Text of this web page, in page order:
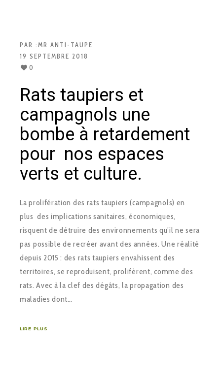
PAR :MR ANTI-TAUPE
19 SEPTEMBRE 2018
0
Rats taupiers et
campagnols une
bombe à retardement
pour nos espaces
verts et culture.
La prolifération des rats taupiers (campagnols) en
plus des implications sanitaires, économiques,
risquent de détruire des environnements qu’il ne sera
pas possible de recréer avant des années. Une réalité
depuis 2015 : des rats taupiers envahissent des
territoires, se reproduisent, prolifèrent, comme des
rats. Avec à la clef des dégâts, la propagation des
maladies dont…
LIRE PLUS